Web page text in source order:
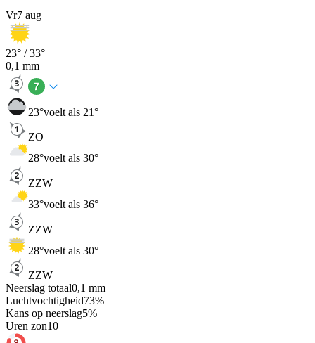
Vr7 aug
23° /33°
0,1 mm
23°voelt als 21°
ZO
28°voelt als 30°
ZZW
33°voelt als 36°
ZZW
28°voelt als 30°
ZZW
Neerslag totaal0,1 mm
Luchtvochtigheid73%
Kans op neerslag5%
Uren zon10